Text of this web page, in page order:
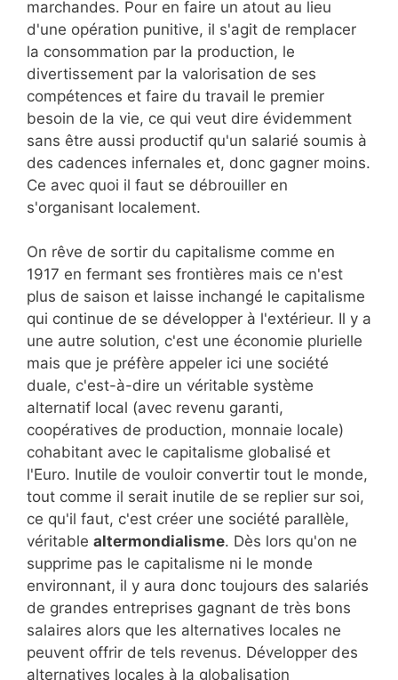
marchandes. Pour en faire un atout au lieu
d'une opération punitive, il s'agit de remplacer
la consommation par la production, le
divertissement par la valorisation de ses
compétences et faire du travail le premier
besoin de la vie, ce qui veut dire évidemment
sans être aussi productif qu'un salarié soumis à
des cadences infernales et, donc gagner moins.
Ce avec quoi il faut se débrouiller en
s'organisant localement.
On rêve de sortir du capitalisme comme en
1917 en fermant ses frontières mais ce n'est
plus de saison et laisse inchangé le capitalisme
qui continue de se développer à l'extérieur. Il y a
une autre solution, c'est une économie plurielle
mais que je préfère appeler ici une société
duale, c'est-à-dire un véritable système
alternatif local (avec revenu garanti,
coopératives de production, monnaie locale)
cohabitant avec le capitalisme globalisé et
l'Euro. Inutile de vouloir convertir tout le monde,
tout comme il serait inutile de se replier sur soi,
ce qu'il faut, c'est créer une société parallèle,
véritable altermondialisme. Dès lors qu'on ne
supprime pas le capitalisme ni le monde
environnant, il y aura donc toujours des salariés
de grandes entreprises gagnant de très bons
salaires alors que les alternatives locales ne
peuvent offrir de tels revenus. Développer des
alternatives locales à la globalisation